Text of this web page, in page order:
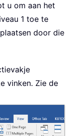
u om aan het
1 toe te
door die
vinken. Zie de